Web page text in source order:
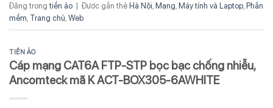
Đăng trong tiền ảo Được gắn thẻ Hà Nội Mạng Máy tính và Laptop Phần
mềm Trang chủ Web
TIỀN ẢO
Cáp mạng CAT6A FTP-STP bọc bạc chống nhiễu,
Ancomteck mã K ACT-BOX305-6AWHITE